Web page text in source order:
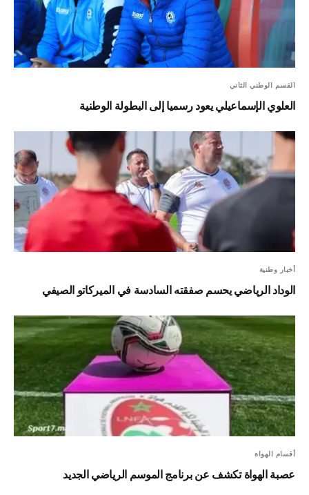
القسم الوطني الثاني
العلوي الإسماعيلي يعود رسميا إلى البطولة الوطنية
أخبار وطنية
الوداد الرياضي يحسم صفقته السادسة في الميركاتو الصيفي
أقسام الهواة
عصبة الهواة تكشف عن برنامج الموسم الرياضي الجديد